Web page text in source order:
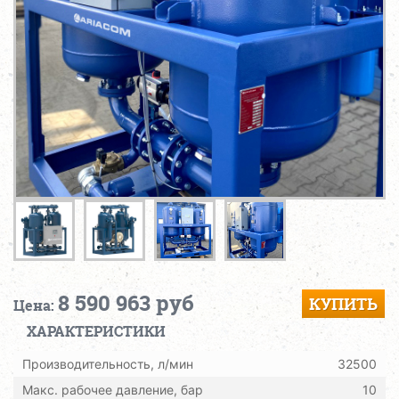
Цена: 8 590 963 руб КУПИТЬ
ХАРАКТЕРИСТИКИ
Производительность, л/мин
32500
Макс. рабочее давление, бар
10